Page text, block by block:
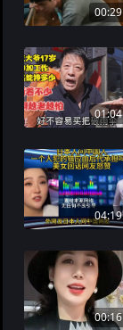
00:29
01:04
04:19
00:16